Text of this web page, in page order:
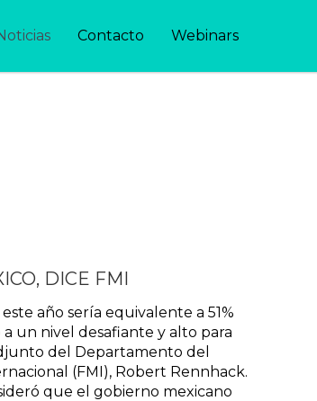
Contacto Webinars
DICE FMI
año sería equivalente a 51%
un nivel desafiante y alto para
del Departamento del
(FMI), Robert Rennhack.
que el gobierno mexicano